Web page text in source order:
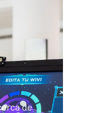
de